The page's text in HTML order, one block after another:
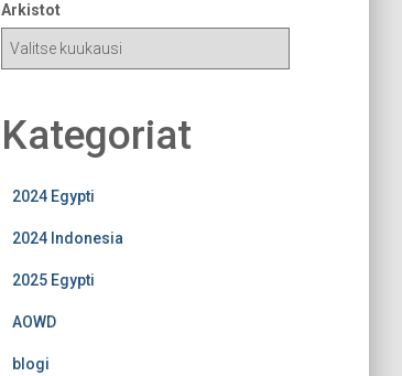
Arkistot
Kategoriat
2024 Egypti
2024 Indonesia
2025 Egypti
AOWD
blogi